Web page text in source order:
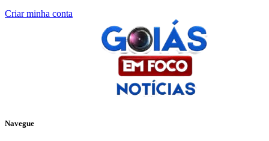
Criar minha conta
Navegue